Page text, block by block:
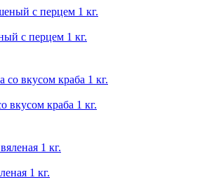
с перцем 1 кг.
вкусом краба 1 кг.
1 кг.